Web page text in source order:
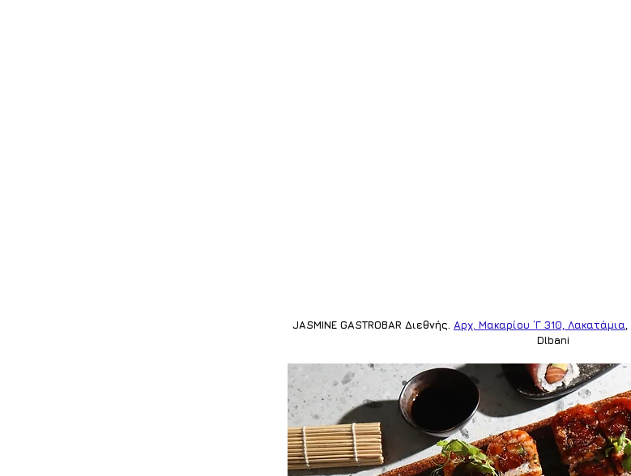
JASMINE GASTROBAR Διεθνής. Αρχ. Μακαρίου ΄Γ 310, Λακατάμια
Dlbani